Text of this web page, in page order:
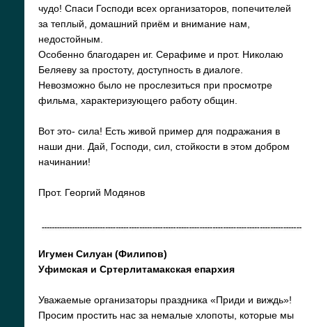
чудо! Спаси Господи всех организаторов, попечителей
за теплый, домашний приём и внимание нам,
недостойным.
Особенно благодарен иг. Серафиме и прот. Николаю
Беляеву за простоту, доступность в диалоге.
Невозможно было не прослезиться при просмотре
фильма, характеризующего работу общин.
Вот это- сила! Есть живой пример для подражания в
наши дни. Дай, Господи, сил, стойкости в этом добром
начинании!
Прот. Георгий Модянов
Игумен Силуан (Филипов)
Уфимская и Сртерлитамакская епархия
Уважаемые организаторы праздника «Приди и виждь»!
Просим простить нас за немалые хлопоты, которые мы